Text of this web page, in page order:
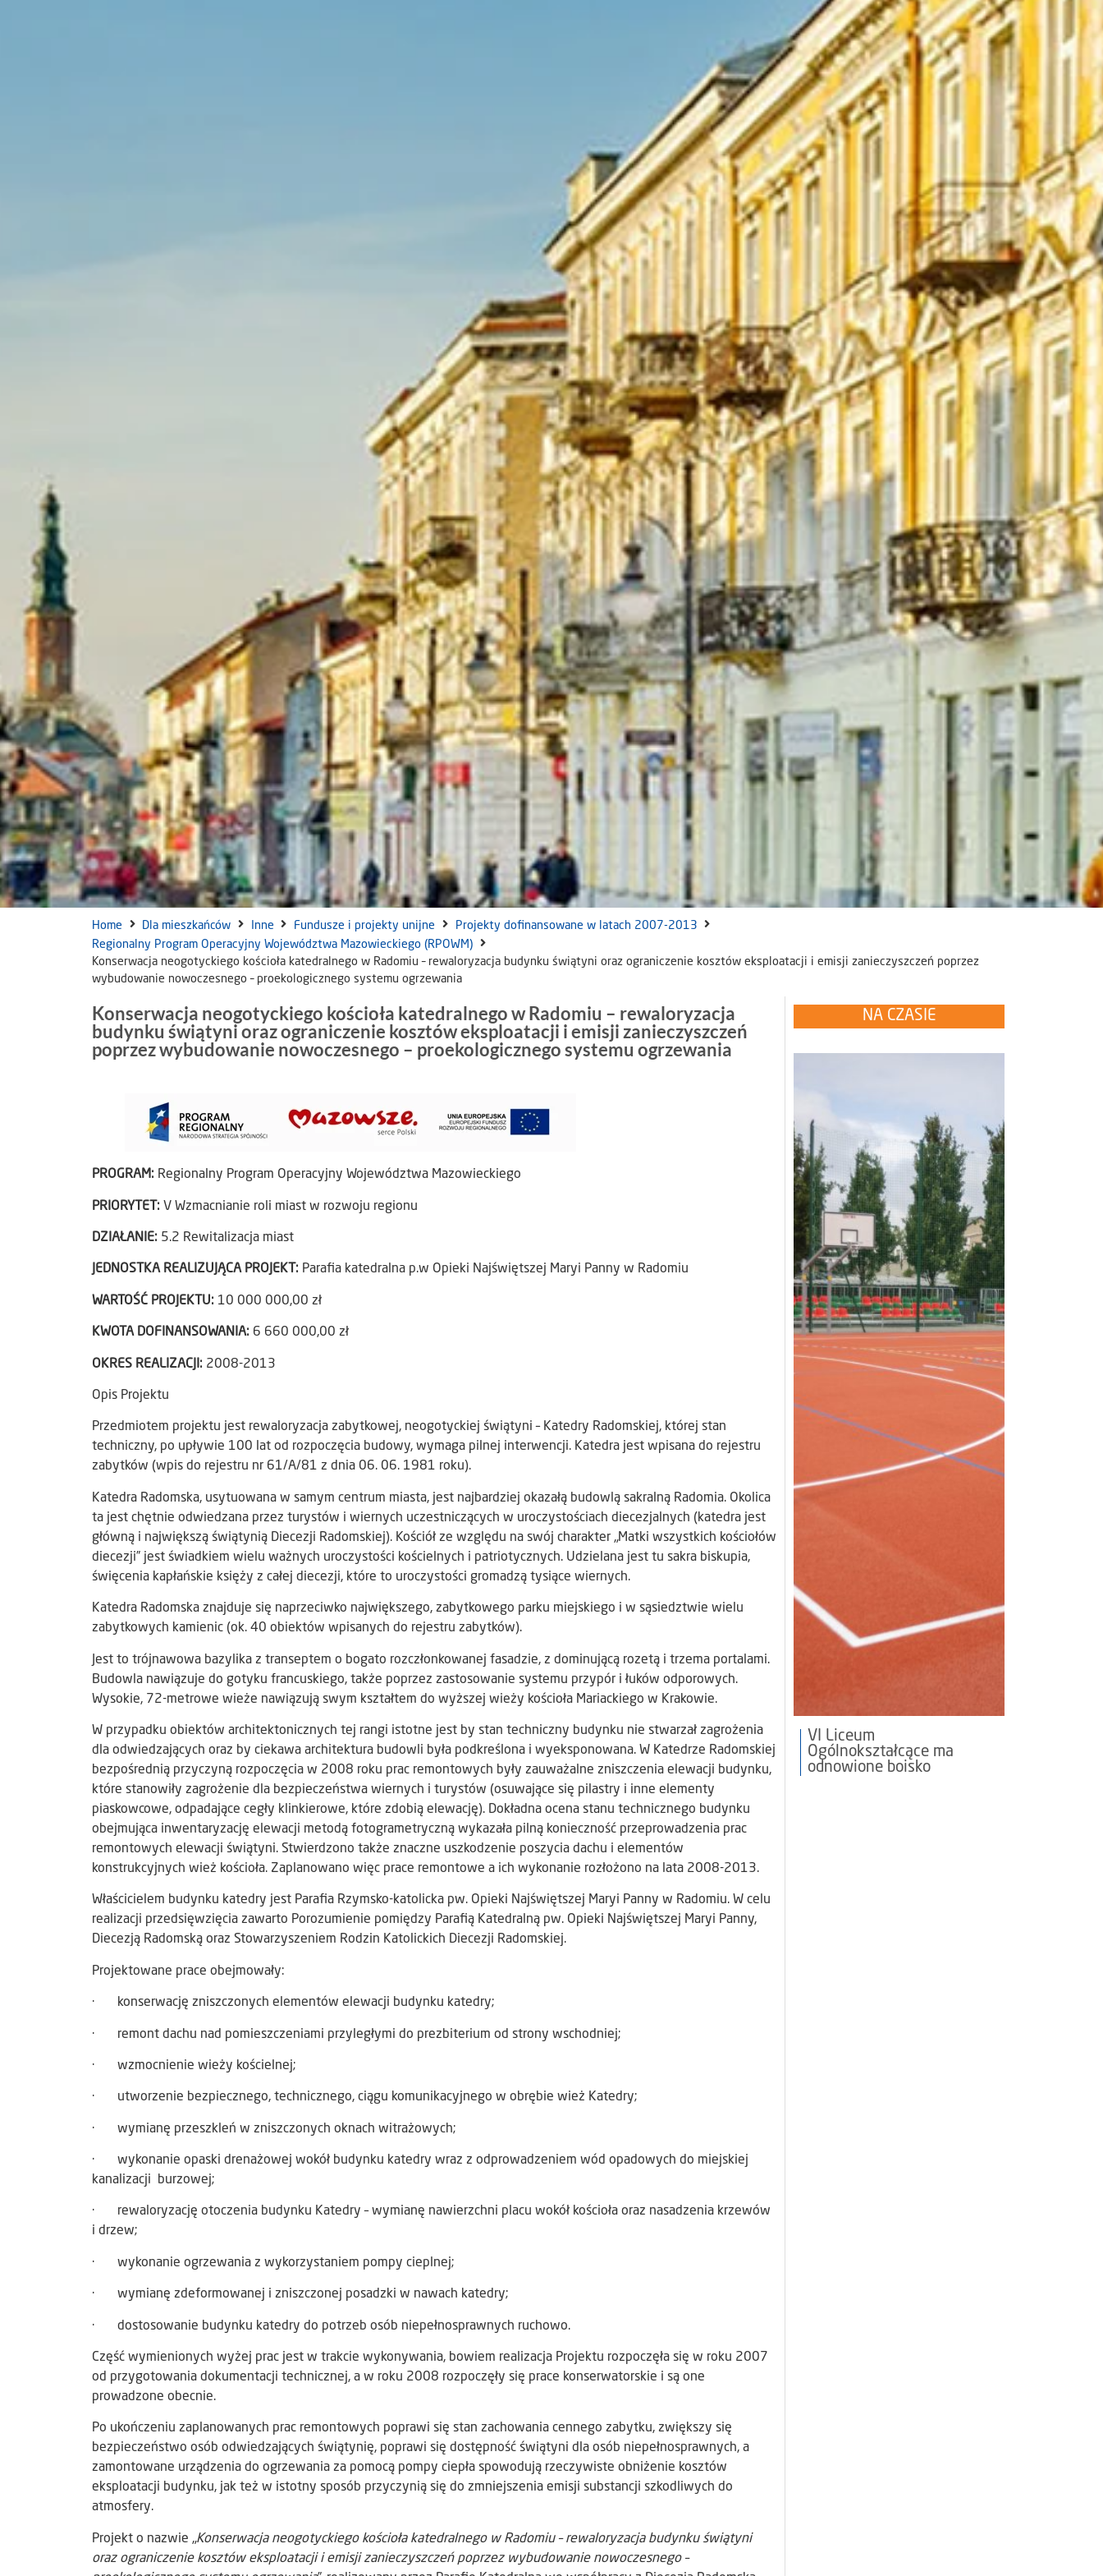
Home Dla mieszkańców Inne Fundusze i projekty unijne
Projekty dofinansowane w latach 2007-2013
Regionalny Program Operacyjny Województwa Mazowieckiego (RPOWM)
Konserwacja neogotyckiego kościoła katedralnego w Radomiu – rewaloryzacja budynku świątyni oraz ograniczenie kosztów eksploatacji i emisji zanieczyszczeń poprzez
wybudowanie nowoczesnego – proekologicznego systemu ogrzewania
Konserwacja neogotyckiego kościoła katedralnego w Radomiu – rewaloryzacja
budynku świątyni oraz ograniczenie kosztów eksploatacji i emisji zanieczyszczeń
poprzez wybudowanie nowoczesnego – proekologicznego systemu ogrzewania
PROGRAM: Regionalny Program Operacyjny Województwa Mazowieckiego
PRIORYTET: V Wzmacnianie roli miast w rozwoju regionu
DZIAŁANIE: 5.2 Rewitalizacja miast
JEDNOSTKA REALIZUJĄCA PROJEKT: Parafia katedralna p.w Opieki Najświętszej Maryi Panny w Radomiu
WARTOŚĆ PROJEKTU: 10 000 000,00 zł
KWOTA DOFINANSOWANIA: 6 660 000,00 zł
OKRES REALIZACJI: 2008-2013
Opis Projektu
Przedmiotem projektu jest rewaloryzacja zabytkowej, neogotyckiej świątyni – Katedry Radomskiej, której stan
techniczny, po upływie 100 lat od rozpoczęcia budowy, wymaga pilnej interwencji. Katedra jest wpisana do rejestru
zabytków (wpis do rejestru nr 61/A/81 z dnia 06. 06. 1981 roku).
Katedra Radomska, usytuowana w samym centrum miasta, jest najbardziej okazałą budowlą sakralną Radomia. Okolica
ta jest chętnie odwiedzana przez turystów i wiernych uczestniczących w uroczystościach diecezjalnych (katedra jest
główną i największą świątynią Diecezji Radomskiej). Kościół ze względu na swój charakter „Matki wszystkich kościołów
diecezji” jest świadkiem wielu ważnych uroczystości kościelnych i patriotycznych. Udzielana jest tu sakra biskupia,
święcenia kapłańskie księży z całej diecezji, które to uroczystości gromadzą tysiące wiernych.
Katedra Radomska znajduje się naprzeciwko największego, zabytkowego parku miejskiego i w sąsiedztwie wielu
zabytkowych kamienic (ok. 40 obiektów wpisanych do rejestru zabytków).
Jest to trójnawowa bazylika z transeptem o bogato rozczłonkowanej fasadzie, z dominującą rozetą i trzema portalami.
Budowla nawiązuje do gotyku francuskiego, także poprzez zastosowanie systemu przypór i łuków odporowych.
Wysokie, 72-metrowe wieże nawiązują swym kształtem do wyższej wieży kościoła Mariackiego w Krakowie.
W przypadku obiektów architektonicznych tej rangi istotne jest by stan techniczny budynku nie stwarzał zagrożenia
dla odwiedzających oraz by ciekawa architektura budowli była podkreślona i wyeksponowana. W Katedrze Radomskiej
bezpośrednią przyczyną rozpoczęcia w 2008 roku prac remontowych były zauważalne zniszczenia elewacji budynku,
które stanowiły zagrożenie dla bezpieczeństwa wiernych i turystów (osuwające się pilastry i inne elementy
piaskowcowe, odpadające cegły klinkierowe, które zdobią elewację). Dokładna ocena stanu technicznego budynku
obejmująca inwentaryzację elewacji metodą fotogrametryczną wykazała pilną konieczność przeprowadzenia prac
remontowych elewacji świątyni. Stwierdzono także znaczne uszkodzenie poszycia dachu i elementów
konstrukcyjnych wież kościoła. Zaplanowano więc prace remontowe a ich wykonanie rozłożono na lata 2008-2013.
Właścicielem budynku katedry jest Parafia Rzymsko-katolicka pw. Opieki Najświętszej Maryi Panny w Radomiu. W celu
realizacji przedsięwzięcia zawarto Porozumienie pomiędzy Parafią Katedralną pw. Opieki Najświętszej Maryi Panny,
Diecezją Radomską oraz Stowarzyszeniem Rodzin Katolickich Diecezji Radomskiej.
Projektowane prace obejmowały:
· konserwację zniszczonych elementów elewacji budynku katedry;
· remont dachu nad pomieszczeniami przyległymi do prezbiterium od strony wschodniej;
· wzmocnienie wieży kościelnej;
· utworzenie bezpiecznego, technicznego, ciągu komunikacyjnego w obrębie wież Katedry;
· wymianę przeszkleń w zniszczonych oknach witrażowych;
· wykonanie opaski drenażowej wokół budynku katedry wraz z odprowadzeniem wód opadowych do miejskiej
kanalizacji burzowej;
· rewaloryzację otoczenia budynku Katedry – wymianę nawierzchni placu wokół kościoła oraz nasadzenia krzewów
i drzew;
· wykonanie ogrzewania z wykorzystaniem pompy cieplnej;
· wymianę zdeformowanej i zniszczonej posadzki w nawach katedry;
· dostosowanie budynku katedry do potrzeb osób niepełnosprawnych ruchowo.
Część wymienionych wyżej prac jest w trakcie wykonywania, bowiem realizacja Projektu rozpoczęła się w roku 2007
od przygotowania dokumentacji technicznej, a w roku 2008 rozpoczęły się prace konserwatorskie i są one
prowadzone obecnie.
Po ukończeniu zaplanowanych prac remontowych poprawi się stan zachowania cennego zabytku, zwiększy się
bezpieczeństwo osób odwiedzających świątynię, poprawi się dostępność świątyni dla osób niepełnosprawnych, a
zamontowane urządzenia do ogrzewania za pomocą pompy ciepła spowodują rzeczywiste obniżenie kosztów
eksploatacji budynku, jak też w istotny sposób przyczynią się do zmniejszenia emisji substancji szkodliwych do
atmosfery.
Projekt o nazwie „Konserwacja neogotyckiego kościoła katedralnego w Radomiu – rewaloryzacja budynku świątyni
oraz ograniczenie kosztów eksploatacji i emisji zanieczyszczeń poprzez wybudowanie nowoczesnego –
NA CZASIE
VI Liceum
Ogólnokształcące ma
odnowione boisko